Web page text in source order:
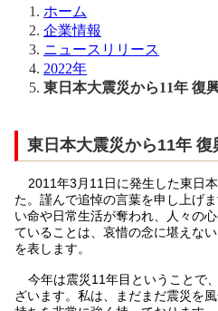
ホーム
企業情報
ニュースリリース
2022年
東日本大震災から11年 復
東日本大震災から11年
2011年3月11日に発生した東日
た。謹んで追悼の言葉を申し上げ
い命や日常生活が奪われ、人々の
ていることは、哀惜の念に堪えな
を表します。
今年は震災11年目ということで
ざいます。私は、まだまだ震災を